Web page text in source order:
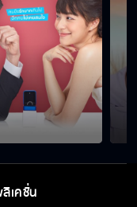
เคชั่น